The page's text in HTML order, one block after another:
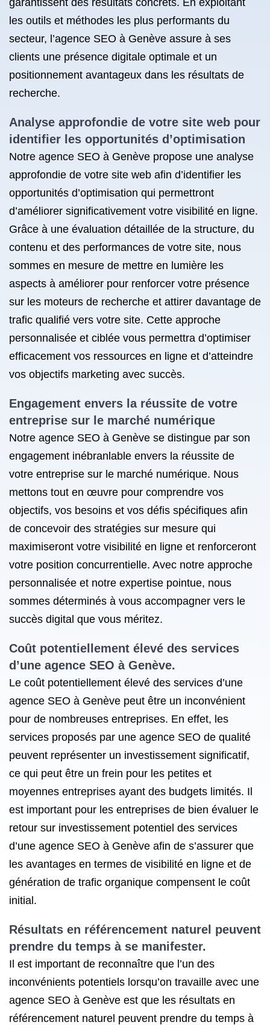
garantissent des résultats concrets. En exploitant
les outils et méthodes les plus performants du
secteur, l’agence SEO à Genève assure à ses
clients une présence digitale optimale et un
positionnement avantageux dans les résultats de
recherche.
Analyse approfondie de votre site web pour
identifier les opportunités d’optimisation
Notre agence SEO à Genève propose une analyse
approfondie de votre site web afin d’identifier les
opportunités d’optimisation qui permettront
d’améliorer significativement votre visibilité en ligne.
Grâce à une évaluation détaillée de la structure, du
contenu et des performances de votre site, nous
sommes en mesure de mettre en lumière les
aspects à améliorer pour renforcer votre présence
sur les moteurs de recherche et attirer davantage de
trafic qualifié vers votre site. Cette approche
personnalisée et ciblée vous permettra d’optimiser
efficacement vos ressources en ligne et d’atteindre
vos objectifs marketing avec succès.
Engagement envers la réussite de votre
entreprise sur le marché numérique
Notre agence SEO à Genève se distingue par son
engagement inébranlable envers la réussite de
votre entreprise sur le marché numérique. Nous
mettons tout en œuvre pour comprendre vos
objectifs, vos besoins et vos défis spécifiques afin
de concevoir des stratégies sur mesure qui
maximiseront votre visibilité en ligne et renforceront
votre position concurrentielle. Avec notre approche
personnalisée et notre expertise pointue, nous
sommes déterminés à vous accompagner vers le
succès digital que vous méritez.
Coût potentiellement élevé des services
d’une agence SEO à Genève.
Le coût potentiellement élevé des services d’une
agence SEO à Genève peut être un inconvénient
pour de nombreuses entreprises. En effet, les
services proposés par une agence SEO de qualité
peuvent représenter un investissement significatif,
ce qui peut être un frein pour les petites et
moyennes entreprises ayant des budgets limités. Il
est important pour les entreprises de bien évaluer le
retour sur investissement potentiel des services
d’une agence SEO à Genève afin de s’assurer que
les avantages en termes de visibilité en ligne et de
génération de trafic organique compensent le coût
initial.
Résultats en référencement naturel peuvent
prendre du temps à se manifester.
Il est important de reconnaître que l’un des
inconvénients potentiels lorsqu’on travaille avec une
agence SEO à Genève est que les résultats en
référencement naturel peuvent prendre du temps à